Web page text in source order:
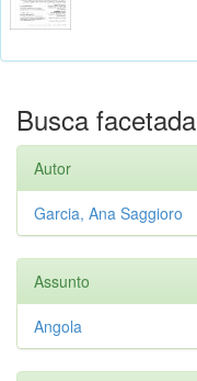
Busca facetada
Autor
Garcia, Ana Saggioro
Assunto
Angola